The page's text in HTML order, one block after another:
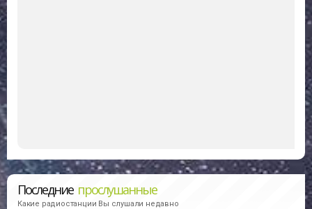
Последние прослушанные
Какие радиостанции Вы слушали недавно